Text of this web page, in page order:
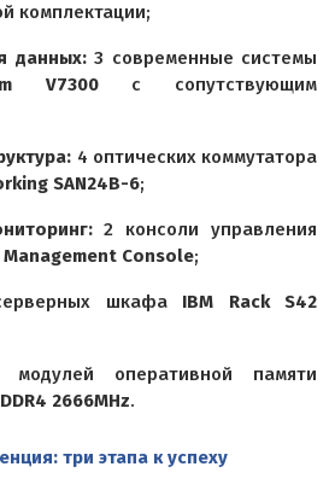
комплектации;
данных:3 современные системы
V7300с сопутствующим
4 оптических коммутатора
SAN24B-6;
2 консоли управления
Management Console;
шкафа IBM Rack S42
оперативной памяти
2666MHz.
три этапа к успеху